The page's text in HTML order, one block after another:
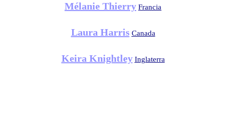
Mélanie Thierry Francia
Laura Harris Canada
Keira Knightley Inglaterra